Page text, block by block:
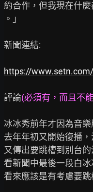
約合作，但我現在什
。」
新聞連結:
https://
評論(必須有，而且不
冰冰秀前年才因為音
去年年初又開始復播，
又傳出要跳槽到別台的
看新聞中最後一段白冰
看來應該是有考慮要跳